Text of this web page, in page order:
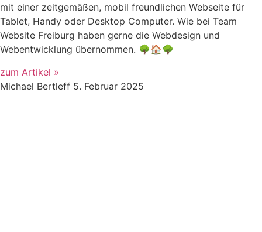
mit einer zeitgemäßen, mobil freundlichen Webseite für
Tablet, Handy oder Desktop Computer. Wie bei Team
Website Freiburg haben gerne die Webdesign und
Webentwicklung übernommen. 🌳🏠🌳
zum Artikel »
Michael Bertleff 5. Februar 2025